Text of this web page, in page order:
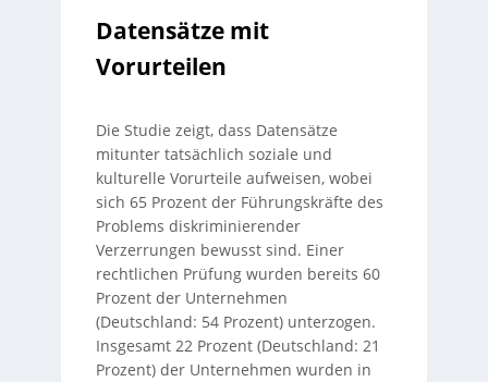
Datensätze mit
Vorurteilen
Die Studie zeigt, dass Datensätze
mitunter tatsächlich soziale und
kulturelle Vorurteile aufweisen, wobei
sich 65 Prozent der Führungskräfte des
Problems diskriminierender
Verzerrungen bewusst sind. Einer
rechtlichen Prüfung wurden bereits 60
Prozent der Unternehmen
(Deutschland: 54 Prozent) unterzogen.
Insgesamt 22 Prozent (Deutschland: 21
Prozent) der Unternehmen wurden in